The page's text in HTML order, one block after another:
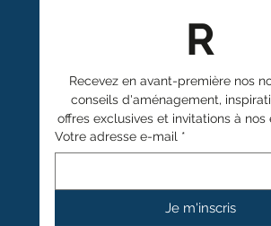
R
Recevez en avant-première nos
conseils d'aménagement,
offres exclusives et invitations à nos
Votre adresse e-mail *
Je m'inscris